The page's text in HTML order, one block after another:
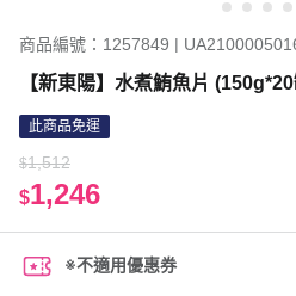
商品編號：1257849 |
【新東陽】水煮鮪魚片
此商品免運
$1,512
$1,246
※不適用優惠券